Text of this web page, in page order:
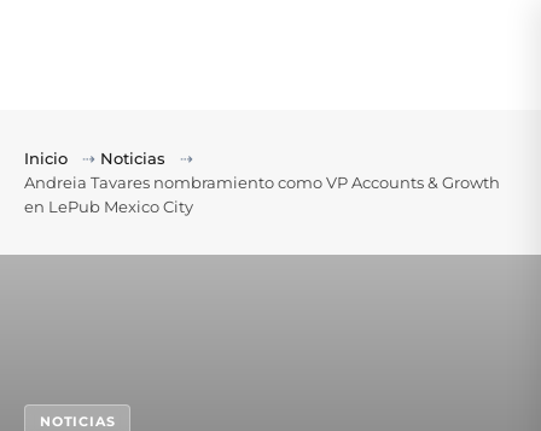
Inicio ⇢ Noticias
⇢
Andreia Tavares nombramiento como VP Accounts & Growth
en LePub Mexico City
NOTICIAS